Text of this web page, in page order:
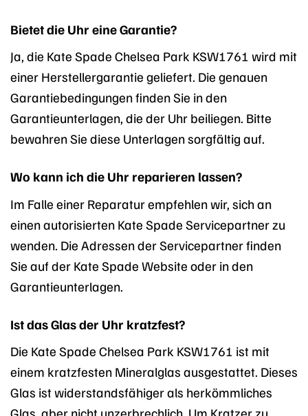
Bietet die Uhr eine Garantie?
Ja, die Kate Spade Chelsea Park KSW1761 wird mit
einer Herstellergarantie geliefert. Die genauen
Garantiebedingungen finden Sie in den
Garantieunterlagen, die der Uhr beiliegen. Bitte
bewahren Sie diese Unterlagen sorgfältig auf.
Wo kann ich die Uhr reparieren lassen?
Im Falle einer Reparatur empfehlen wir, sich an
einen autorisierten Kate Spade Servicepartner zu
wenden. Die Adressen der Servicepartner finden
Sie auf der Kate Spade Website oder in den
Garantieunterlagen.
Ist das Glas der Uhr kratzfest?
Die Kate Spade Chelsea Park KSW1761 ist mit
einem kratzfesten Mineralglas ausgestattet. Dieses
Glas ist widerstandsfähiger als herkömmliches